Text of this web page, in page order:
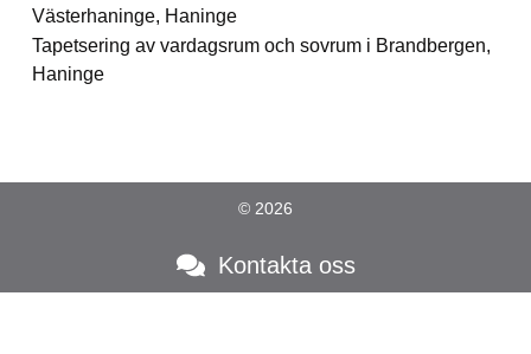
Västerhaninge, Haninge
Tapetsering av vardagsrum och sovrum i Brandbergen,
Haninge
© 2026
Kontakta oss